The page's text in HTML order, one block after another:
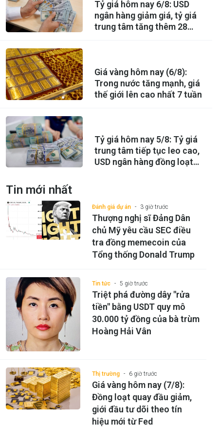
Tỷ giá hôm nay 6/8: USD
ngân hàng giảm giá, tỷ giá
trung tâm tăng thêm 28
Giá vàng hôm nay (6/8):
Trong nước tăng mạnh, giá
thế giới lên cao nhất 7 tuần
Tỷ giá hôm nay 5/8: Tỷ giá
trung tâm tiếp tục leo cao,
USD ngân hàng đồng loạt
Tin mới nhất
Đánh giá dự án 3 giờ trước
Thượng nghị sĩ Đảng Dân
chủ Mỹ yêu cầu SEC điều
tra đồng memecoin của
Tổng thống Donald Trump
Tin tức 5 giờ trước
Triệt phá đường dây "rửa
tiền" bằng USDT quy mô
30.000 tỷ đồng của bà trùm
Hoàng Hải Vân
Thị trường 6 giờ trước
Giá vàng hôm nay (7/8):
Đồng loạt quay đầu giảm,
giới đầu tư dõi theo tín
hiệu mới từ Fed